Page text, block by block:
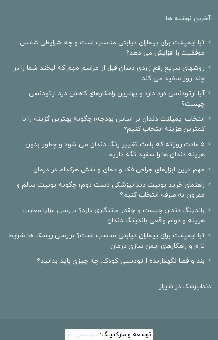
آخرین نوشته ها
آیا ایمپلنت برای بیماران دیابتی مناسب است و چه شرایطی شانس
موفقیت را افزایش می دهد؟
روشهای سریع رفع زردی دندان قبل از مراسم مهم که لبخند شما را در
چند روز سفید می کند
آیا ارتودنسی درد دارد و بهترین راهکارهای کاهش درد ارتودنسی
چیست؟
انتخاب ایمپلنت دندان بر اساس بودجه؛ چگونه بهترین گزینه را با
کمترین هزینه انتخاب کنیم؟
۵ عادت روزانه که باعث تغییر رنگ دندان می شود و چطور بدون
هزینه دندان ها را سفید نگه داریم
مهم ترین ابزارهای جراحی فک و دهان و نقش هرکدام در درمان
راهنمای خرید یونیت دندانپزشکی دست دوم؛ چگونه یونیت سالم و
مقرون به صرفه انتخاب کنیم؟
باندینگ دندان چیست و چقدر ماندگاری دارد؟ بررسی مزایا معایب
هزینه و دوام واقعی باندینگ دندان
آیا ایمپلنت برای بیماران دیابتی مناسب است؟ بررسی ریسک ها شرایط
لازم و راهکارهای ایمن سازی درمان
بند و فضا نگهدارنده ارتودنسی کودک: چه چیزی باید بدانید؟
دندانپزشک در شیراز
توسعه و مارکتینگ: بیزینس یار